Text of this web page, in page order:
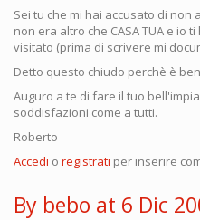
Sei tu che mi hai accusato di non
non era altro che CASA TUA e io
visitato (prima di scrivere mi
Detto questo chiudo perchè è
Auguro a te di fare il tuo
soddisfazioni come a tutti.
Roberto
Accedi o registrati per inserire
By bebo at 6 Dic